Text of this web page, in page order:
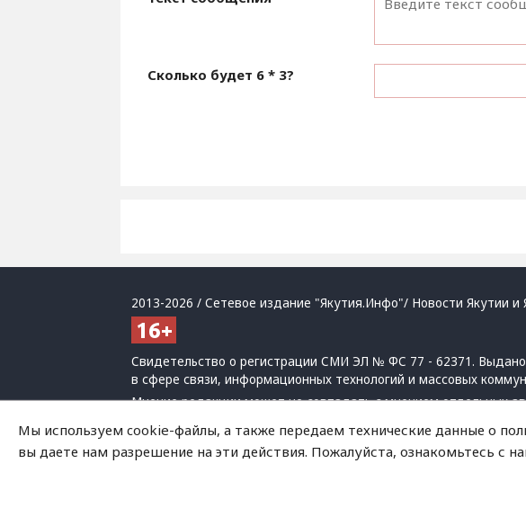
Сколько будет 6 * 3?
2013-2026 / Сетевое издание "Якутия.Инфо"/ Новости Якутии и
Свидетельство о регистрации СМИ ЭЛ № ФС 77 - 62371.
в сфере связи, информационных технологий и массовых
Мнение редакции может не совпадать с мнением отдельных
При использовании материалов обязательна активная ссылка
Политика обработки персональных данных
запрещенных
Мы используем cookie-файлы, а также передаем технические данные о
вы даете нам разрешение на эти действия. Пожалуйста, ознакомьтесь с